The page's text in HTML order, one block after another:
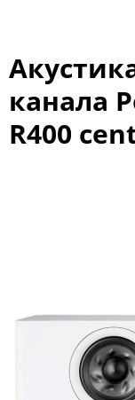
канала
R400